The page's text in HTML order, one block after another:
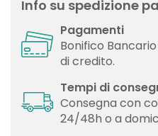
Info su spedizione
Pagamenti
Bonifico
di credito.
Tempi di
Consegna con
24/48h o a